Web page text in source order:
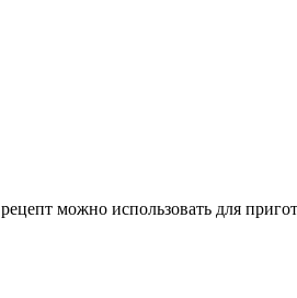
можно использовать для